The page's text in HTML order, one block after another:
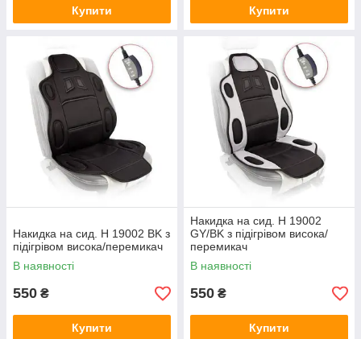
Купити Купити
Накидка на сид. H 19002 BK з
підігрівом висока/перемикач
В наявності
550 ₴
Купити
Накидка на сид. H 19002
GY/BK з підігрівом висока/
перемикач
В наявності
550 ₴
Купити